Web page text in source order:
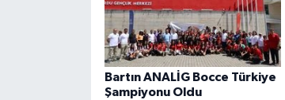
Bartın ANALİG Bocce Türkiye
Şampiyonu Oldu